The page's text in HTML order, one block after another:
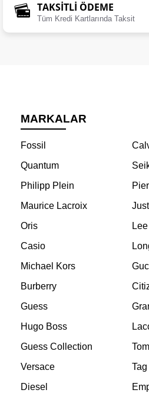
TAKSİTLİ ÖDEME
Tüm Kredi Kartlarında Taksit
MARKALAR
Fossil
Quantum
Philipp Plein
Maurice Lacroix
Oris
Casio
Michael Kors
Burberry
Guess
Hugo Boss
Guess Collection
Versace
Diesel